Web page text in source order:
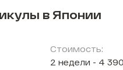
в Японии
Стоимость:
2 недели - 4